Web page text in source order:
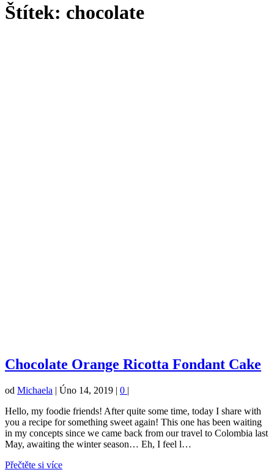
Štítek: chocolate
Chocolate Orange Ricotta Fondant Cake
od Michaela | Úno 14, 2019 | 0 |
Hello, my foodie friends! After quite some time, today I share with
you a recipe for something sweet again! This one has been waiting
in my concepts since we came back from our travel to Colombia last
May, awaiting the winter season… Eh, I feel l…
Přečtěte si více